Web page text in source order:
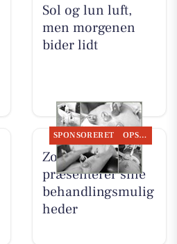
Sol og lun luft,
men morgenen
bider lidt
SPONSORERET OPSLAGSTAVLEN
Zones By Gitte
præsenterer sine
behandlingsmulig
heder